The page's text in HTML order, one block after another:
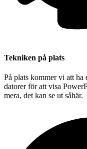
Tekniken på plats
På plats kommer vi att
datorer för att visa
mera, det kan se ut såhär.